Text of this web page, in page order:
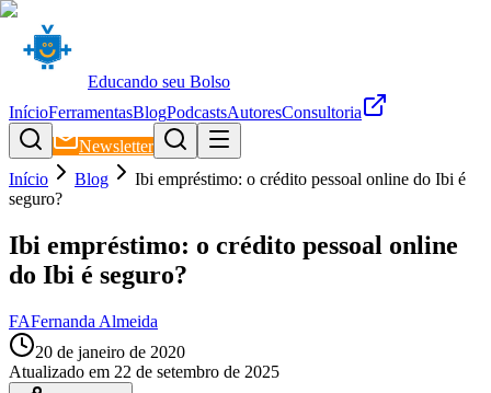
Educando seu Bolso
InícioFerramentasBlogPodcastsAutoresConsultoria
Newsletter
Início
Blog
Ibi empréstimo: o crédito pessoal online do Ibi é
seguro?
Ibi empréstimo: o crédito pessoal online
do Ibi é seguro?
FAFernanda Almeida
20 de janeiro de 2020
Atualizado em 22 de setembro de 2025